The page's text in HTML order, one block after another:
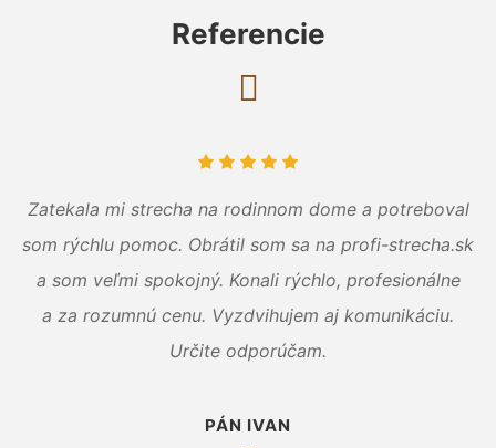
Referencie
Zatekala mi strecha na rodinnom dome a potreboval
som rýchlu pomoc. Obrátil som sa na profi-strecha.sk
a som veľmi spokojný. Konali rýchlo, profesionálne
a za rozumnú cenu. Vyzdvihujem aj komunikáciu.
Určite odporúčam.
PÁN IVAN